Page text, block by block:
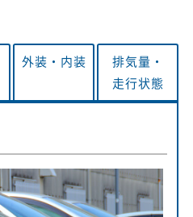
外装・ 内装
排気量・
走行状態